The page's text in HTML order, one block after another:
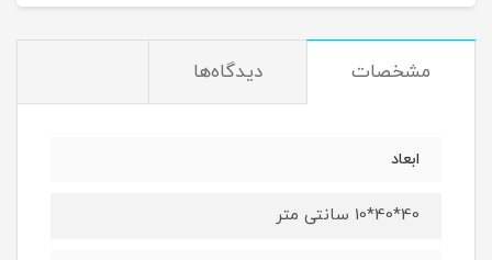
مشخصات دیدگاه‌ها
ابعاد
40*40*10 سانتی متر